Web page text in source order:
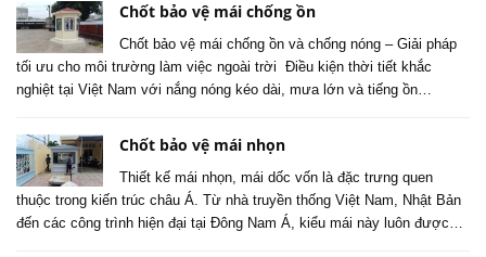
Chốt bảo vệ mái chống ồn
Chốt bảo vệ mái chống ồn và chống nóng – Giải pháp
tối ưu cho môi trường làm việc ngoài trời Điều kiện thời tiết khắc
nghiệt tại Việt Nam với nắng nóng kéo dài, mưa lớn và tiếng ồn…
Chốt bảo vệ mái nhọn
Thiết kế mái nhọn, mái dốc vốn là đặc trưng quen
thuộc trong kiến trúc châu Á. Từ nhà truyền thống Việt Nam, Nhật Bản
đến các công trình hiện đại tại Đông Nam Á, kiểu mái này luôn được…